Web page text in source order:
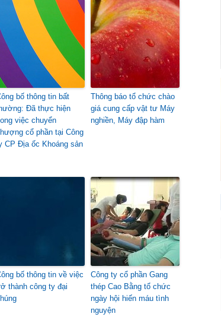
bố thông tin bất
Đã thực hiện
việc chuyển
cổ phần tại Công
CP Địa ốc Khoáng sản
Thông báo tổ chức chào
giá cung cấp vật tư Máy
nghiền, Máy đập hàm
bố thông tin về việc
thành công ty đại
Công ty cổ phần Gang
thép Cao Bằng tổ chức
ngày hội hiến máu tình
nguyện